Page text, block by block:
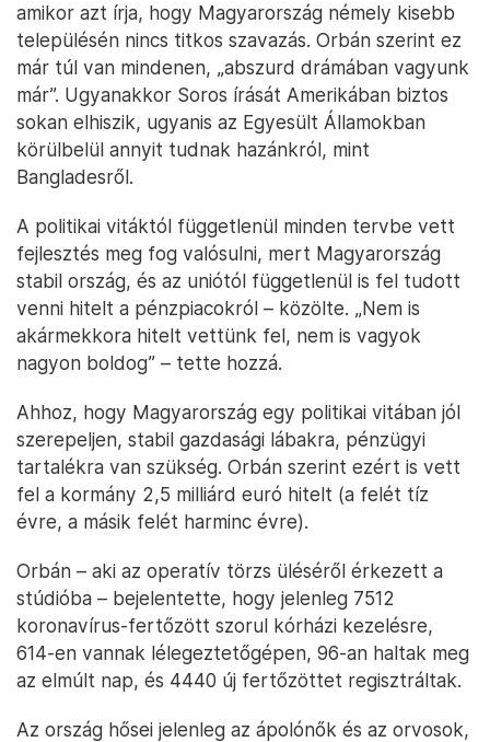
amikor azt írja, hogy Magyarország némely kisebb
településén nincs titkos szavazás. Orbán szerint ez
már túl van mindenen, „abszurd drámában vagyunk
már”. Ugyanakkor Soros írását Amerikában biztos
sokan elhiszik, ugyanis az Egyesült Államokban
körülbelül annyit tudnak hazánkról, mint
Bangladesről.
A politikai vitáktól függetlenül minden tervbe vett
fejlesztés meg fog valósulni, mert Magyarország
stabil ország, és az uniótól függetlenül is fel tudott
venni hitelt a pénzpiacokról – közölte. „Nem is
akármekkora hitelt vettünk fel, nem is vagyok
nagyon boldog” – tette hozzá.
Ahhoz, hogy Magyarország egy politikai vitában jól
szerepeljen, stabil gazdasági lábakra, pénzügyi
tartalékra van szükség. Orbán szerint ezért is vett
fel a kormány 2,5 milliárd euró hitelt (a felét tíz
évre, a másik felét harminc évre).
Orbán – aki az operatív törzs üléséről érkezett a
stúdióba – bejelentette, hogy jelenleg 7512
koronavírus-fertőzött szorul kórházi kezelésre,
614-en vannak lélegeztetőgépen, 96-an haltak meg
az elmúlt nap, és 4440 új fertőzöttet regisztráltak.
Az ország hősei jelenleg az ápolónők és az orvosok,